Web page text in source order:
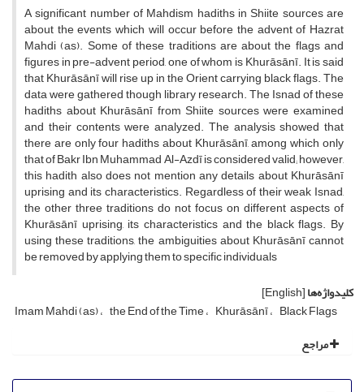
A significant number of Mahdism hadiths in Shiite sources are
about the events which will occur before the advent of Hazrat
Mahdi (as). Some of these traditions are about the flags and
figures in pre-advent period, one of whom is Khurāsānī. It is said
that Khurāsānī will rise up in the Orient carrying black flags. The
data were gathered though library research. The Isnad of these
hadiths about Khurāsānī from Shiite sources were examined
and their contents were analyzed. The analysis showed that
there are only four hadiths about Khurāsānī, among which only
that of Bakr Ibn Muhammad Al-Azdī is considered valid; however,
this hadith also does not mention any details about Khurāsānī
uprising and its characteristics. Regardless of their weak Isnad,
the other three traditions do not focus on different aspects of
Khurāsānī uprising, its characteristics and the black flags. By
using these traditions, the ambiguities about Khurāsānī cannot
be removed by applying them to specific individuals
کلیدواژه‌ها[English]
Imam Mahdi (as) the End of the Time Khurāsānī Black Flags
مراجع